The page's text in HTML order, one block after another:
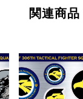
関連商品